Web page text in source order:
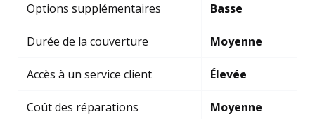
Options supplémentaires Basse
Durée de la couverture Moyenne
Accès à un service client Élevée
Coût des réparations Moyenne